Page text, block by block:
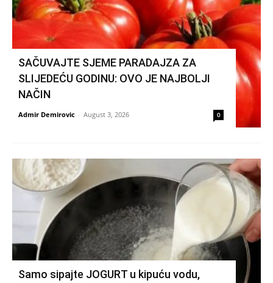
SAČUVAJTE SJEME PARADAJZA ZA
SLIJEDEĆU GODINU: OVO JE NAJBOLJI
NAČIN
Admir Demirovic - August 3, 2026 0
Samo sipajte JOGURT u kipuću vodu,